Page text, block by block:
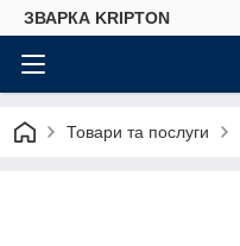
ЗВАРКА KRIPTON
Товари та послуги